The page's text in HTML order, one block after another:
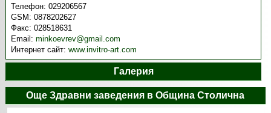
Телефон:029206567
GSM:0878202627
Факс:028518631
Email:minkoevrev@gmail.com
Интернет сайт:www.invitro-art.com
Галерия
Още Здравни заведения в Община Столична